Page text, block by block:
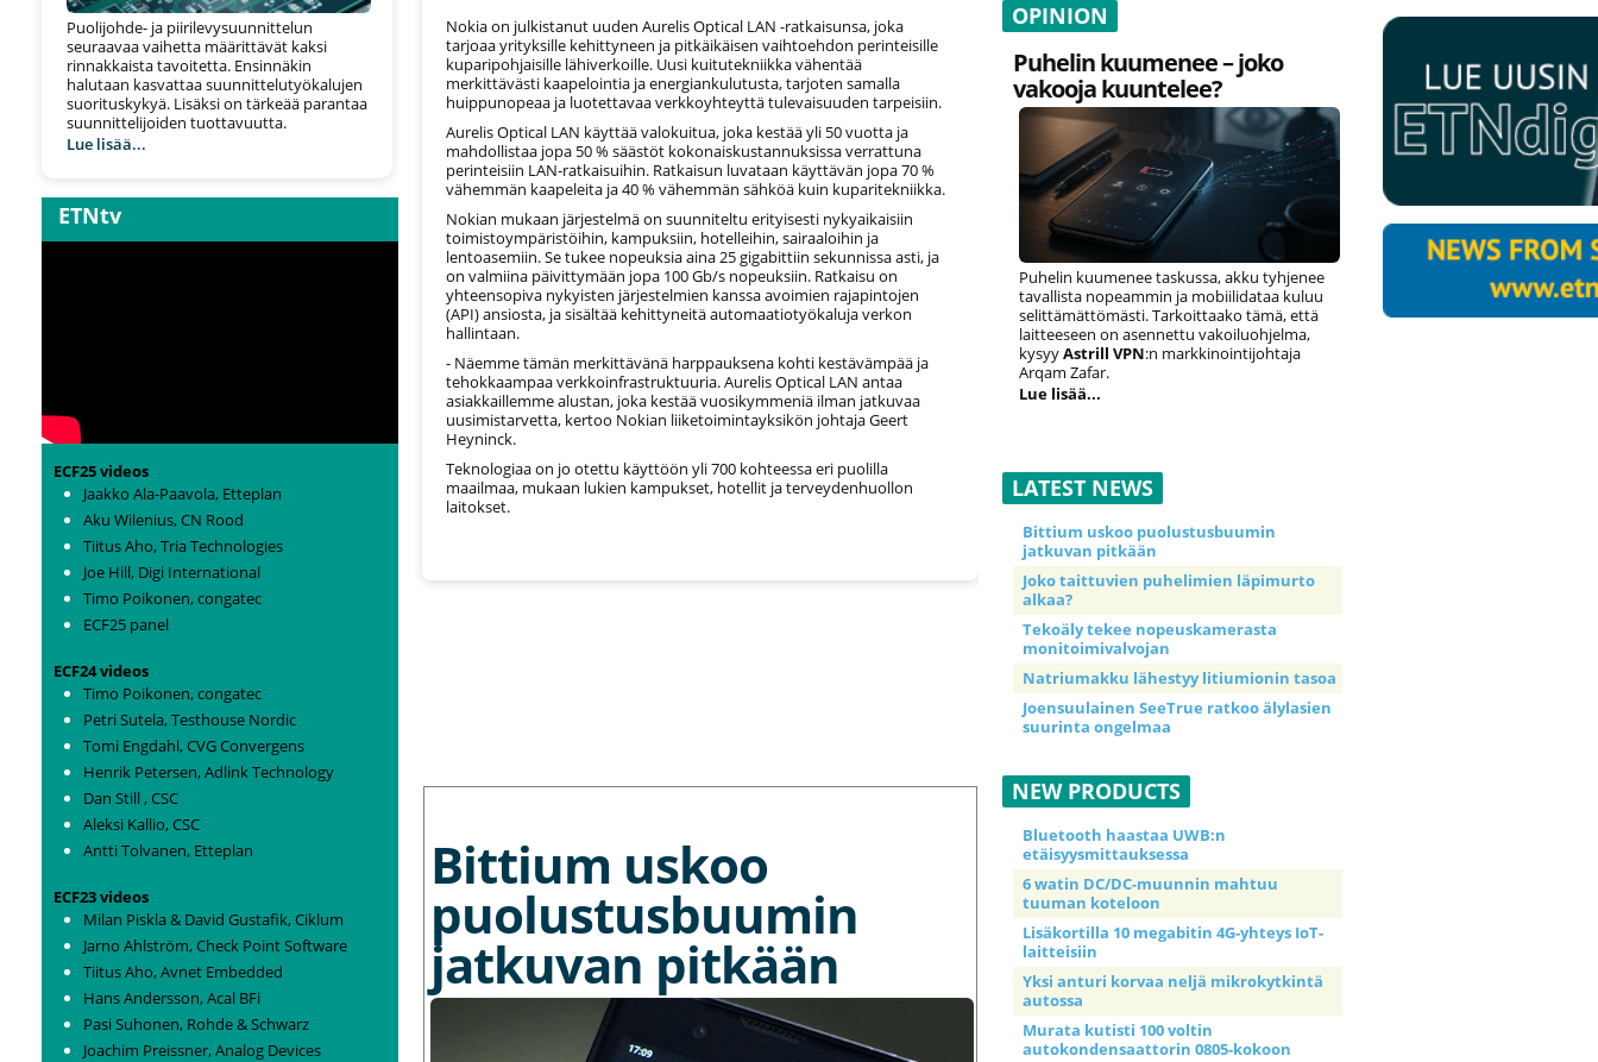
Puolijohde- ja piirilevysuunnittelun
seuraavaa vaihetta määrittävät kaksi
rinnakkaista tavoitetta. Ensinnäkin
halutaan kasvattaa suunnittelutyökalujen
suorituskykyä. Lisäksi on tärkeää parantaa
suunnittelijoiden tuottavuutta.
Lue lisää...
ETNtv
ECF25 videos
Jaakko Ala-Paavola, Etteplan
Aku Wilenius, CN Rood
Tiitus Aho, Tria Technologies
Joe Hill, Digi International
Timo Poikonen, congatec
ECF25 panel
ECF24 videos
Timo Poikonen, congatec
Petri Sutela, Testhouse Nordic
Tomi Engdahl, CVG Convergens
Henrik Petersen, Adlink Technology
Dan Still , CSC
Aleksi Kallio, CSC
Antti Tolvanen, Etteplan
ECF23 videos
Milan Piskla & David Gustafik, Ciklum
Jarno Ahlström, Check Point Software
Tiitus Aho, Avnet Embedded
Hans Andersson, Acal BFi
Pasi Suhonen, Rohde & Schwarz
Joachim Preissner, Analog Devices
Nokia on julkistanut uuden Aurelis Optical LAN -ratkaisunsa, joka
tarjoaa yrityksille kehittyneen ja pitkäikäisen vaihtoehdon perinteisille
kuparipohjaisille lähiverkoille. Uusi kuitutekniikka vähentää
merkittävästi kaapelointia ja energiankulutusta, tarjoten samalla
huippunopeaa ja luotettavaa verkkoyhteyttä tulevaisuuden tarpeisiin.
Aurelis Optical LAN käyttää valokuitua, joka kestää yli 50 vuotta ja
mahdollistaa jopa 50 % säästöt kokonaiskustannuksissa verrattuna
perinteisiin LAN-ratkaisuihin. Ratkaisun luvataan käyttävän jopa 70 %
vähemmän kaapeleita ja 40 % vähemmän sähköä kuin kuparitekniikka.
Nokian mukaan järjestelmä on suunniteltu erityisesti nykyaikaisiin
toimistoympäristöihin, kampuksiin, hotelleihin, sairaaloihin ja
lentoasemiin. Se tukee nopeuksia aina 25 gigabittiin sekunnissa asti, ja
on valmiina päivittymään jopa 100 Gb/s nopeuksiin. Ratkaisu on
yhteensopiva nykyisten järjestelmien kanssa avoimien rajapintojen
(API) ansiosta, ja sisältää kehittyneitä automaatiotyökaluja verkon
hallintaan.
- Näemme tämän merkittävänä harppauksena kohti kestävämpää ja
tehokkaampaa verkkoinfrastruktuuria. Aurelis Optical LAN antaa
asiakkaillemme alustan, joka kestää vuosikymmeniä ilman jatkuvaa
uusimistarvetta, kertoo Nokian liiketoimintayksikön johtaja Geert
Heyninck.
Teknologiaa on jo otettu käyttöön yli 700 kohteessa eri puolilla
maailmaa, mukaan lukien kampukset, hotellit ja terveydenhuollon
laitokset.
Bittium uskoo
puolustusbuumin
jatkuvan pitkään
OPINION
Puhelin kuumenee – joko
vakooja kuuntelee?
Puhelin kuumenee taskussa, akku tyhjenee
tavallista nopeammin ja mobiilidataa kuluu
selittämättömästi. Tarkoittaako tämä, että
laitteeseen on asennettu vakoiluohjelma,
kysyyAstrill VPN:n markkinointijohtaja
Arqam Zafar.
Lue lisää...
LATEST NEWS
Bittium uskoo puolustusbuumin
jatkuvan pitkään
Joko taittuvien puhelimien läpimurto
alkaa?
Tekoäly tekee nopeuskamerasta
monitoimivalvojan
Natriumakku lähestyy litiumionin tasoa
Joensuulainen SeeTrue ratkoo älylasien
suurinta ongelmaa
NEW PRODUCTS
Bluetooth haastaa UWB:n
etäisyysmittauksessa
6 watin DC/DC-muunnin mahtuu
tuuman koteloon
Lisäkortilla 10 megabitin 4G-yhteys IoT-
laitteisiin
Yksi anturi korvaa neljä mikrokytkintä
autossa
Murata kutisti 100 voltin
autokondensaattorin 0805-kokoon